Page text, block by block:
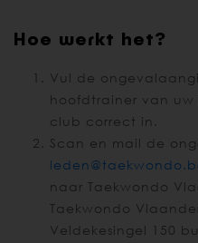
Hoe werkt het?
Vul de
hoofdtrainer van uw
club correct in.
Scan en mail de
naar Taekwondo
Taekwondo
Veldekesingel 150